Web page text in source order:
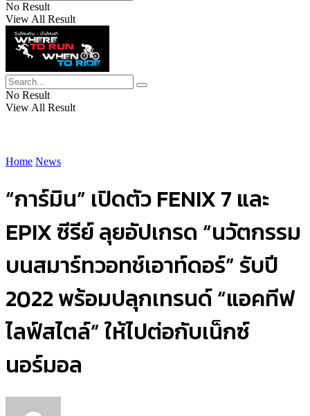
No Result
View All Result
No Result
View All Result
Home News
“การ์มิน” เปิดตัว FENIX 7 และ
EPIX ซีรีย์ ลุยอัปเกรด “นวัตกรรม
บนสมาร์ทวอทช์เอาท์ดอร์” รับปี
2022 พร้อมปลุกเทรนด์ “แอคทีฟ
ไลฟ์สไตล์” ให้ไปต่อกับเน็กซ์
นอร์มอล